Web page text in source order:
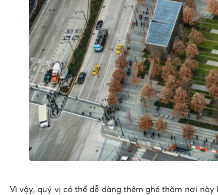
Vì vậy, quý vị có thể dễ dàng thêm ghé thăm nơi